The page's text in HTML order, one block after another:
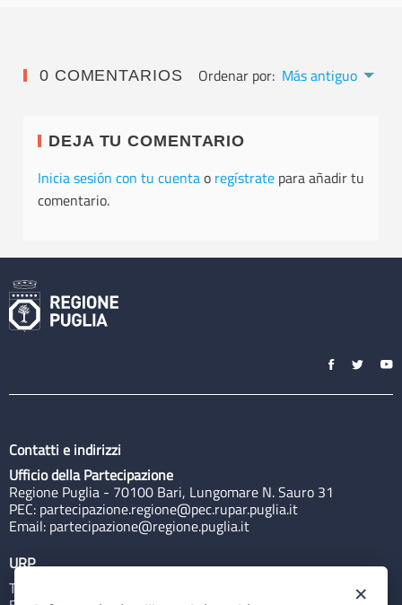
0 COMENTARIOS Ordenar por: Más antiguo
DEJA TU COMENTARIO
Inicia sesión con tu cuentao regístrate para añadir tu
comentario.
Contatti e indirizzi
Ufficio della Partecipazione
Regione Puglia - 70100 Bari, Lungomare N. Sauro 31
PEC: partecipazione.regione@pec.rupar.puglia.it
Email: partecipazione@regione.puglia.it
URP
Tel: 800713939
×